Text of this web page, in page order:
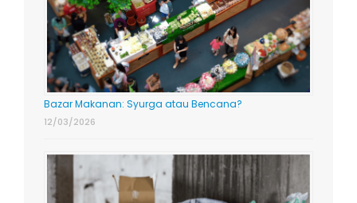
Bazar Makanan: Syurga atau Bencana?
12/03/2026